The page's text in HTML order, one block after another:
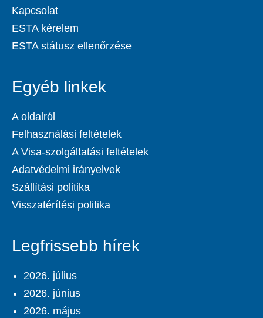
Kapcsolat
ESTA kérelem
ESTA státusz ellenőrzése
Egyéb linkek
A oldalról
Felhasználási feltételek
A Visa-szolgáltatási feltételek
Adatvédelmi irányelvek
Szállítási politika
Visszatérítési politika
Legfrissebb hírek
2026. július
2026. június
2026. május